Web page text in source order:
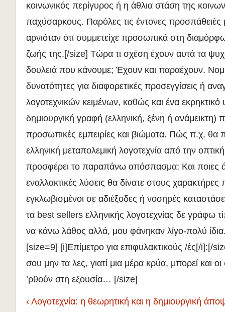
κοινωνικός περίγυρος ή η άθλια στάση της
παχύσαρκους. Παρόλες τις έντονες
αρνιόταν ότι συμμετείχε προσωπικά στη
ζωής της.[/size] Τώρα τι σχέση έχουν αυτά τα
δουλειά που κάνουμε; Έχουν και παραέχουν.
δυνατότητες για διαφορετικές προσεγγίσεις ή
λογοτεχνικών κειμένων, καθώς και ένα εκρηκτικό
δημιουργική γραφή (ελληνική, ξένη ή ανάμεικτη)
προσωπικές εμπειρίες και βιώματα. Πώς π.χ. θα
ελληνική μεταπολεμική λογοτεχνία από την
προσφέρει το παραπάνω απόσπασμα; Και ποιες
εναλλακτικές λύσεις θα δίνατε στους
εγκλωβισμένοι σε αδιέξοδες ή νοσηρές
τα best sellers ελληνικής λογοτεχνίας δε γράφω
να κάνω λάθος αλλά, μου φάνηκαν λίγο-πολύ
[size=9] [i]Επίμετρο για επιφυλακτικούς /ές[/i]:[/
σου μην τα λες, γιατί μια μέρα κρύα, μπορεί και
’ρθούν στη εξουσία… [/size]
‹ Λογοτεχνία: η θεωρητική και η δημιουργική